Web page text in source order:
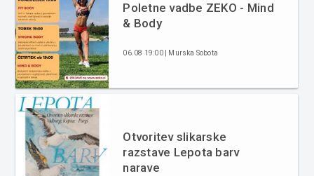
Poletne vadbe ZEKO - Mind
& Body
06.08 19:00 | Murska Sobota
Otvoritev slikarske
razstave Lepota barv
narave